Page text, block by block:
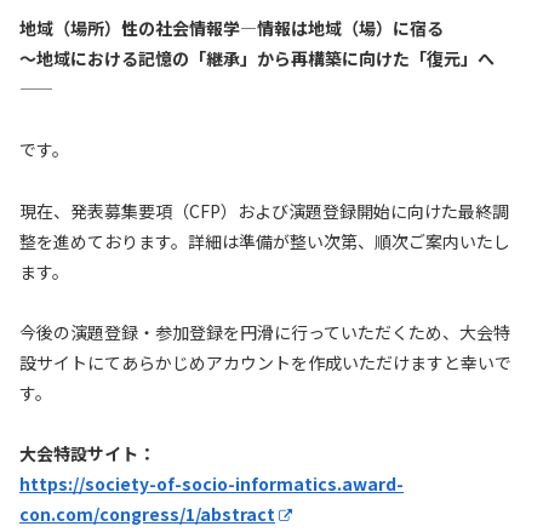
地域（場所）性の社会情報学―情報は地域（場）に宿る
～地域における記憶の「継承」から再構築に向けた「復元」へ
——
です。
現在、発表募集要項（CFP）および演題登録開始に向けた最終調
整を進めております。詳細は準備が整い次第、順次ご案内いたし
ます。
今後の演題登録・参加登録を円滑に行っていただくため、大会特
設サイトにてあらかじめアカウントを作成いただけますと幸いで
す。
大会特設サイト：
https://society-of-socio-informatics.award-
con.com/congress/1/abstract